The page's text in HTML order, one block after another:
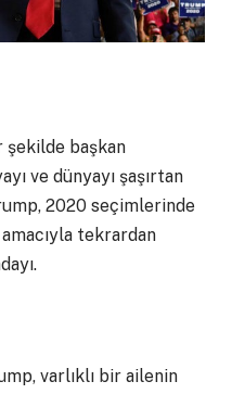
şekilde başkan
ve dünyayı şaşırtan
2020 seçimlerinde
tekrardan
varlıklı bir ailenin